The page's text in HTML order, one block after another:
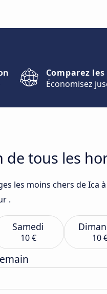
Comparez
Économisez
tous les
les moins chers de
.
Samedi
10 € 10